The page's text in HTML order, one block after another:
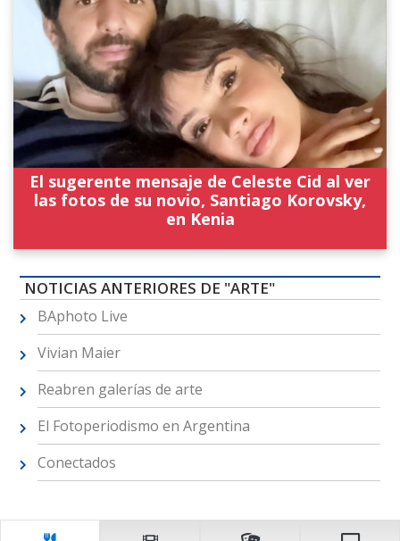
El sugerente mensaje de Celeste Cid al ver
las fotos de su novio, Santiago Korovsky,
en Kenia
NOTICIAS ANTERIORES DE "ARTE"
BAphoto Live
Vivian Maier
Reabren galerías de arte
El Fotoperiodismo en Argentina
Conectados